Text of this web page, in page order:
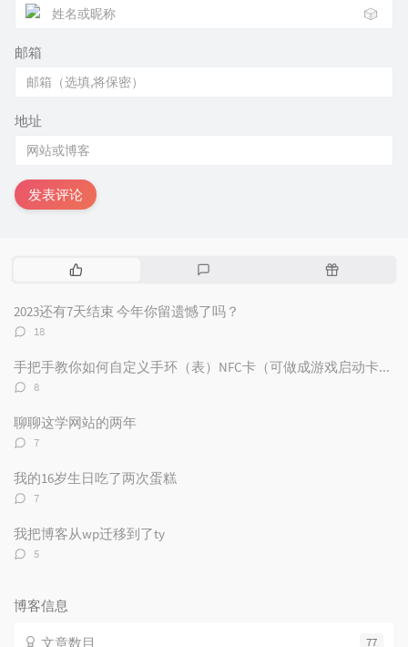
🎲
邮箱
地址
发表评论
热
文
评
随
2023还有7天结束 今年你留遗憾了吗？
评
数：
18
手把手教你如何自定义手环（表）NFC卡（可做成游戏启动卡和电子名片）
评
数：
8
聊聊这学网站的两年
评
数：
7
我的16岁生日吃了两次蛋糕
评
数：
7
我把博客从wp迁移到了ty
评
5
博客信息
77
文章数目